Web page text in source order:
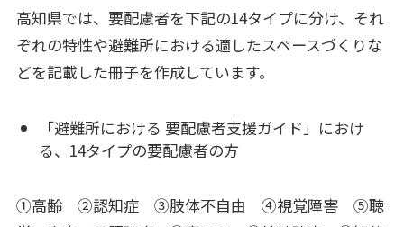
高知県では、要配慮者を下記の14タイプに分け、それ
ぞれの特性や避難所における適したスペースづくりな
どを記載した冊子を作成しています。
「避難所における 要配慮者支援ガイド」におけ
る、14タイプの要配慮者の方
➀高齢 ➁認知症 ③肢体不自由 ④視覚障害 ⑤聴